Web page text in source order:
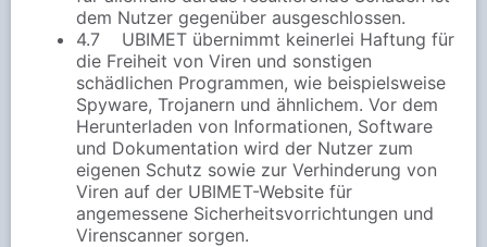
dem Nutzer gegenüber ausgeschlossen.
4.7 UBIMET übernimmt keinerlei Haftung für
die Freiheit von Viren und sonstigen
schädlichen Programmen, wie beispielsweise
Spyware, Trojanern und ähnlichem. Vor dem
Herunterladen von Informationen, Software
und Dokumentation wird der Nutzer zum
eigenen Schutz sowie zur Verhinderung von
Viren auf der UBIMET-Website für
angemessene Sicherheitsvorrichtungen und
Virenscanner sorgen.